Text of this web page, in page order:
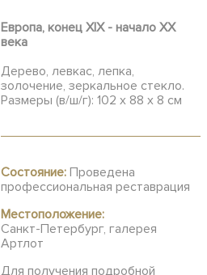
Европа, конец XIX - начало XX
века
Дерево, левкас, лепка,
золочение, зеркальное стекло.
Размеры (в/ш/г): 102 х 88 х 8 см
Состояние: Проведена
профессиональная реставрация
Местоположение:
Санкт-Петербург, галерея
Артлот
Для получения подробной